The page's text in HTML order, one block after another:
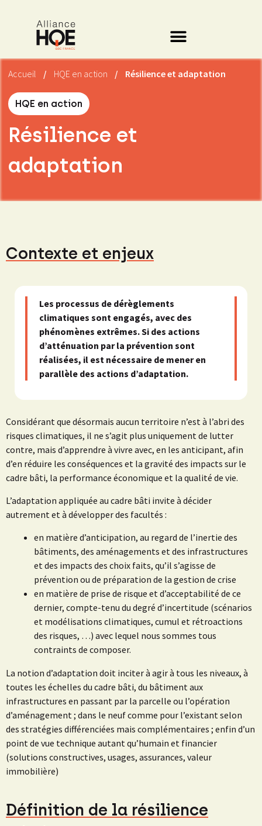
Accueil / HQE en action / Résilience et adaptation
HQE en action
Résilience et
adaptation
Contexte et enjeux
Les processus de dérèglements
climatiques sont engagés, avec des
phénomènes extrêmes. Si des actions
d’atténuation par la prévention sont
réalisées, il est nécessaire de mener en
parallèle des actions d’adaptation.
Considérant que désormais aucun territoire n’est à l’abri des
risques climatiques, il ne s’agit plus uniquement de lutter
contre, mais d’apprendre à vivre avec, en les anticipant, afin
d’en réduire les conséquences et la gravité des impacts sur le
cadre bâti, la performance économique et la qualité de vie.
L’adaptation appliquée au cadre bâti invite à décider
autrement et à développer des facultés :
en matière d’anticipation, au regard de l’inertie des
bâtiments, des aménagements et des infrastructures
et des impacts des choix faits, qu’il s’agisse de
prévention ou de préparation de la gestion de crise
en matière de prise de risque et d’acceptabilité de ce
dernier, compte-tenu du degré d’incertitude (scénarios
et modélisations climatiques, cumul et rétroactions
des risques, …) avec lequel nous sommes tous
contraints de composer.
La notion d’adaptation doit inciter à agir à tous les niveaux, à
toutes les échelles du cadre bâti, du bâtiment aux
infrastructures en passant par la parcelle ou l’opération
d’aménagement ; dans le neuf comme pour l’existant selon
des stratégies différenciées mais complémentaires ; enfin d’un
point de vue technique autant qu’humain et financier
(solutions constructives, usages, assurances, valeur
immobilière)
Définition de la résilience